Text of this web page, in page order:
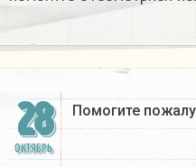
28
ОКТЯБРЬ
Помогите